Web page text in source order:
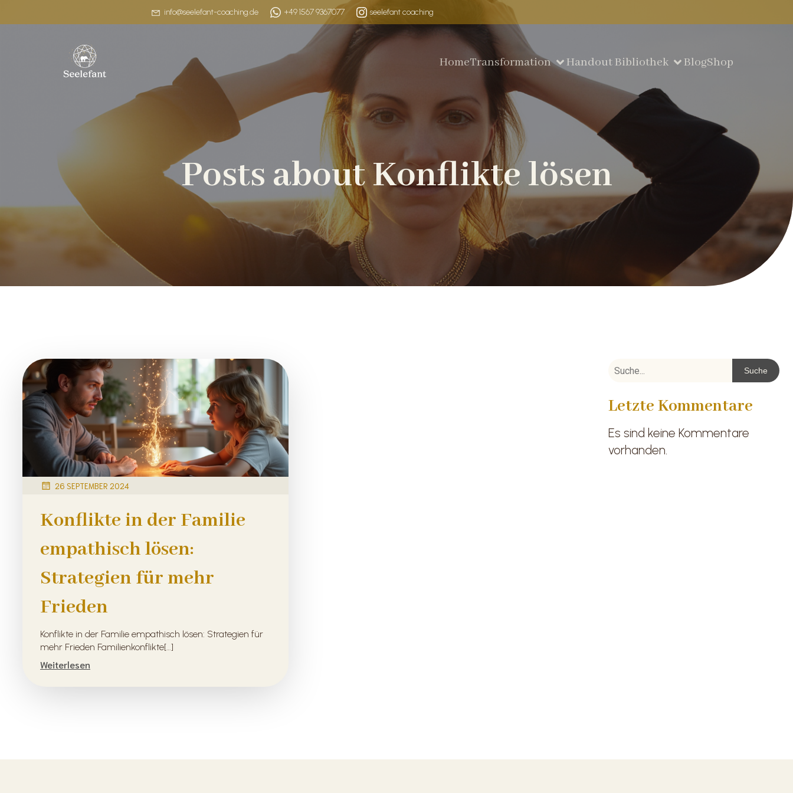
info@seelefant-coaching.de +49 1567 9367077 seelefant coaching
HomeTransformation Handout Bibliothek BlogShop
Posts about Konflikte lösen
26 SEPTEMBER 2024
Konflikte in der Familie
empathisch lösen:
Strategien für mehr
Frieden
Konflikte in der Familie empathisch lösen: Strategien für
mehr Frieden Familienkonflikte[…]
Weiterlesen
Suche
Letzte Kommentare
Es sind keine Kommentare
vorhanden.